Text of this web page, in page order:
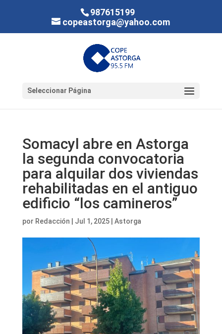
987615199
copeastorga@yahoo.com
Seleccionar Página
Somacyl abre en Astorga
la segunda convocatoria
para alquilar dos viviendas
rehabilitadas en el antiguo
edificio “los camineros”
por Redacción Jul 1, 2025| Astorga